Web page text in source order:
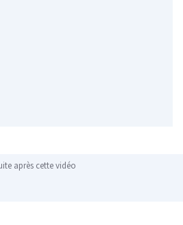
après cette vidéo